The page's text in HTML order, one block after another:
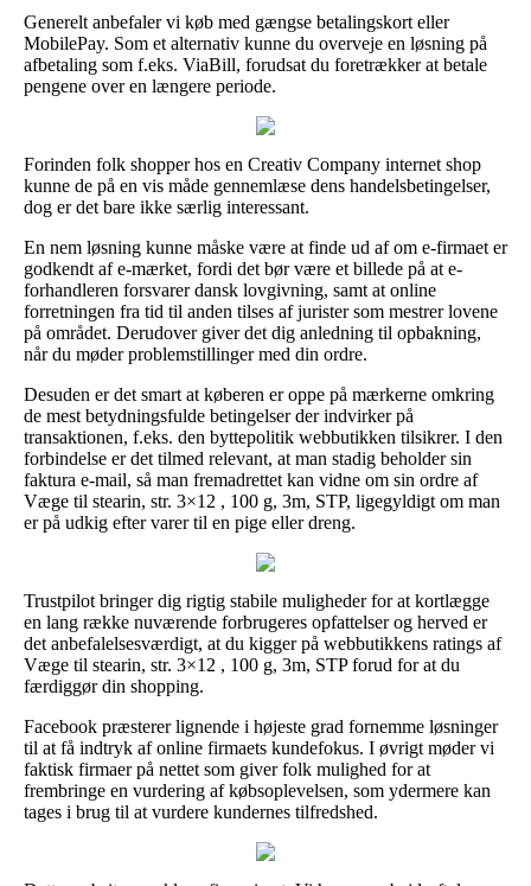
Generelt anbefaler vi køb med gængse betalingskort eller
MobilePay. Som et alternativ kunne du overveje en løsning på
afbetaling som f.eks. ViaBill, forudsat du foretrækker at betale
pengene over en længere periode.
Forinden folk shopper hos en Creativ Company internet shop
kunne de på en vis måde gennemlæse dens handelsbetingelser,
dog er det bare ikke særlig interessant.
En nem løsning kunne måske være at finde ud af om e-firmaet er
godkendt af e-mærket, fordi det bør være et billede på at e-
forhandleren forsvarer dansk lovgivning, samt at online
forretningen fra tid til anden tilses af jurister som mestrer lovene
på området. Derudover giver det dig anledning til opbakning,
når du møder problemstillinger med din ordre.
Desuden er det smart at køberen er oppe på mærkerne omkring
de mest betydningsfulde betingelser der indvirker på
transaktionen, f.eks. den byttepolitik webbutikken tilsikrer. I den
forbindelse er det tilmed relevant, at man stadig beholder sin
faktura e-mail, så man fremadrettet kan vidne om sin ordre af
Væge til stearin, str. 3×12 , 100 g, 3m, STP, ligegyldigt om man
er på udkig efter varer til en pige eller dreng.
Trustpilot bringer dig rigtig stabile muligheder for at kortlægge
en lang række nuværende forbrugeres opfattelser og herved er
det anbefalelsesværdigt, at du kigger på webbutikkens ratings af
Væge til stearin, str. 3×12 , 100 g, 3m, STP forud for at du
færdiggør din shopping.
Facebook præsterer lignende i højeste grad fornemme løsninger
til at få indtryk af online firmaets kundefokus. I øvrigt møder vi
faktisk firmaer på nettet som giver folk mulighed for at
frembringe en vurdering af købsoplevelsen, som ydermere kan
tages i brug til at vurdere kundernes tilfredshed.